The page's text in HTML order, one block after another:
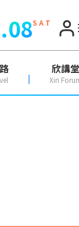
S A T
欣講堂
Xin